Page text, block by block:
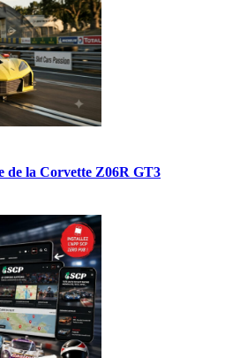
de la Corvette Z06R GT3